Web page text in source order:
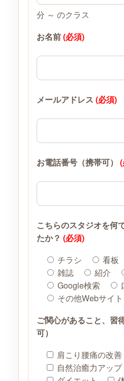
分 ～ のクラス
お名前(必須)
メールアドレス (必須)
お電話番号（携帯可）
こちらのスタジオを何
たか？ (必須)
チラシ
看板
雑誌
紹介
Google検索
その他Webサイト
ご関心があること、習
可）
肩こり腰痛の改善
自然治癒力アップ